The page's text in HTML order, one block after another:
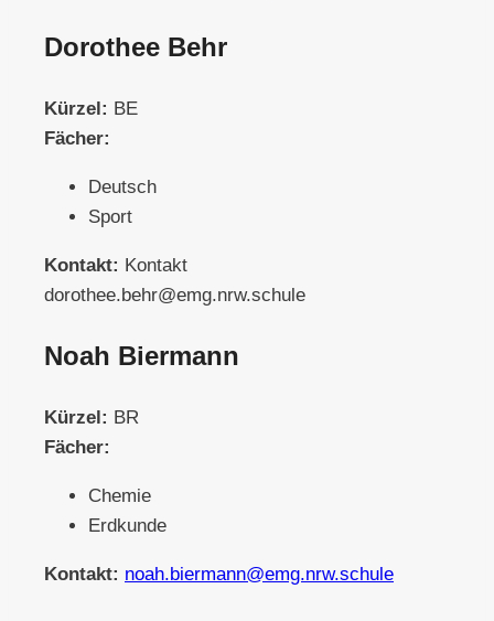
Dorothee Behr
Kürzel: BE
Fächer:
Deutsch
Sport
Kontakt: Kontakt
dorothee.behr@emg.nrw.schule
Noah Biermann
Kürzel: BR
Fächer:
Chemie
Erdkunde
Kontakt: noah.biermann@emg.nrw.schule